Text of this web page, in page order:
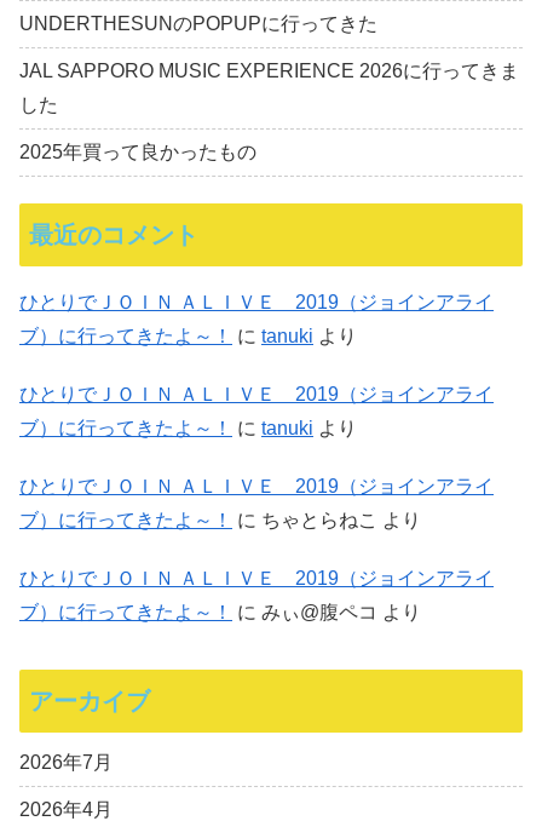
UNDERTHESUNのPOPUPに行ってきた
JAL SAPPORO MUSIC EXPERIENCE 2026に行ってきま
した
2025年買って良かったもの
最近のコメント
ひとりでＪＯＩＮ ＡＬＩＶＥ 2019（ジョインアライ
ブ）に行ってきたよ～！
に tanuki より
ひとりでＪＯＩＮ ＡＬＩＶＥ 2019（ジョインアライ
ブ）に行ってきたよ～！
に tanuki より
ひとりでＪＯＩＮ ＡＬＩＶＥ 2019（ジョインアライ
ブ）に行ってきたよ～！
に ちゃとらねこ より
ひとりでＪＯＩＮ ＡＬＩＶＥ 2019（ジョインアライ
ブ）に行ってきたよ～！
に みぃ@腹ペコ より
アーカイブ
2026年7月
2026年4月